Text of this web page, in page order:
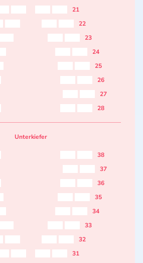
21
22
23
24
25
26
27
28
Unterkiefer
38
37
36
35
34
33
32
31